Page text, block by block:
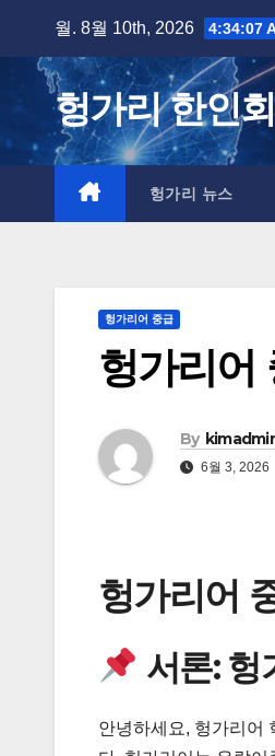
content
월. 8월 10th, 2026 4:34:08
헝가리 한인
헝가리 뉴스
헝가리어 중급
헝가리어
By
6월 3, 2026
헝가리어
서론: 헝
안녕하세요, 헝가리어